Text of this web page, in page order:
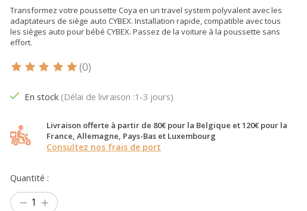
Transformez votre poussette Coya en un travel system polyvalent avec les
adaptateurs de siège auto CYBEX. Installation rapide, compatible avec tous
les sièges auto pour bébé CYBEX. Passez de la voiture à la poussette sans
effort.
Ce produit est évalué à
(0)
En stock (Délai de livraison :1-3 jours)
Livraison offerte à partir de 80€ pour la Belgique et 120€ pour la
France, Allemagne, Pays-Bas et Luxembourg
Consultez nos frais de port
Quantité :